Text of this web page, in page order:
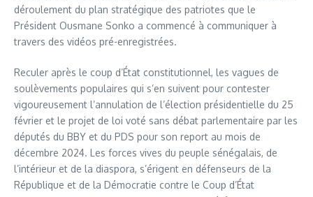
déroulement du plan stratégique des patriotes que le
Président Ousmane Sonko a commencé à communiquer à
travers des vidéos pré-enregistrées.
Reculer après le coup d’État constitutionnel, les vagues de
soulèvements populaires qui s’en suivent pour contester
vigoureusement l’annulation de l’élection présidentielle du 25
février et le projet de loi voté sans débat parlementaire par les
députés du BBY et du PDS pour son report au mois de
décembre 2024. Les forces vives du peuple sénégalais, de
l’intérieur et de la diaspora, s’érigent en défenseurs de la
République et de la Démocratie contre le Coup d’État